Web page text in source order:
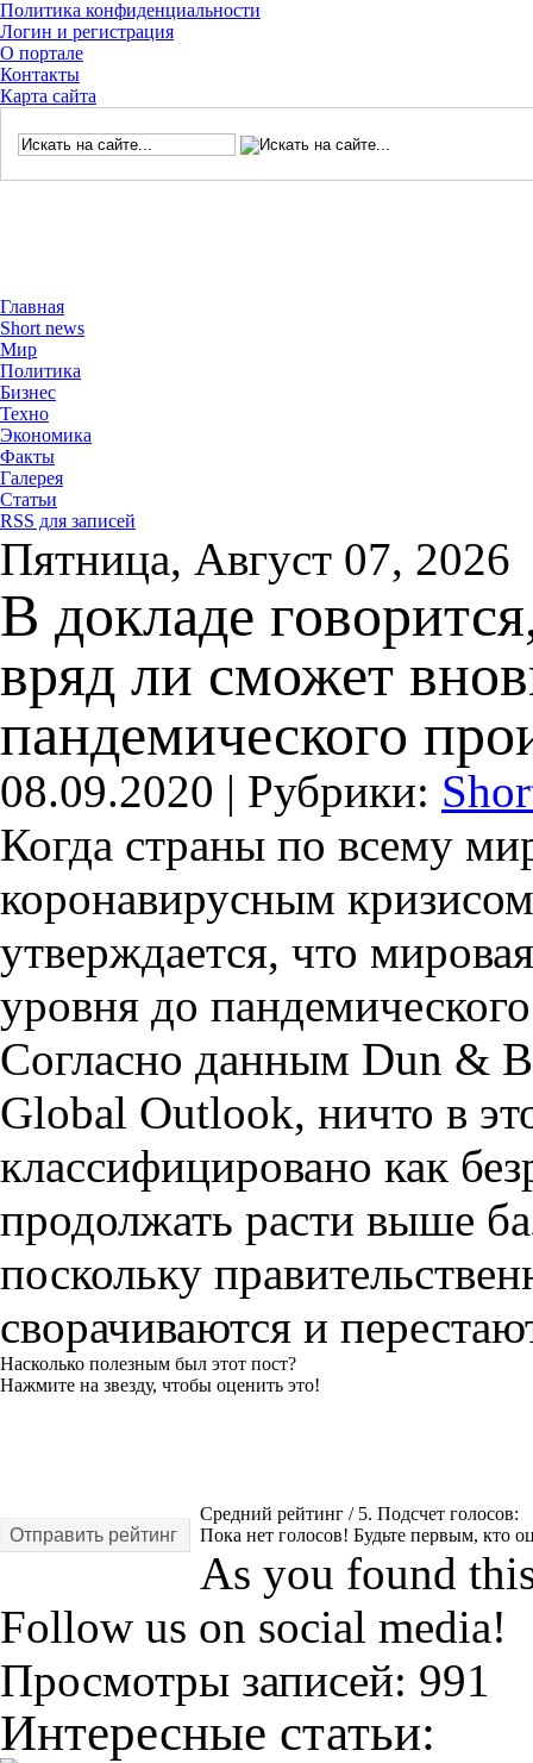
Политика конфиденциальности
Логин и регистрация
О портале
Контакты
Карта сайта
Главная
Short news
Мир
Политика
Бизнес
Техно
Экономика
Факты
Галерея
Статьи
RSS для записей
Пятница, Август 07, 2026
В докладе
вряд ли сможет
пандемического
08.09.2020 | Рубрики:
Когда страны по всему
коронавирусным
утверждается, что
уровня до
Согласно данным Dun &
Global Outlook, ничто в
классифицировано как
продолжать расти выше
поскольку
сворачиваются и
Насколько полезным был этот пост?
Нажмите на звезду, чтобы оценить это!
Отправить рейтинг
Средний рейтинг / 5. Подсчет голосов:
Пока нет голосов! Будьте первым, кто
As you found
Follow us on social media!
Просмотры записей: 991
Интересные статьи: